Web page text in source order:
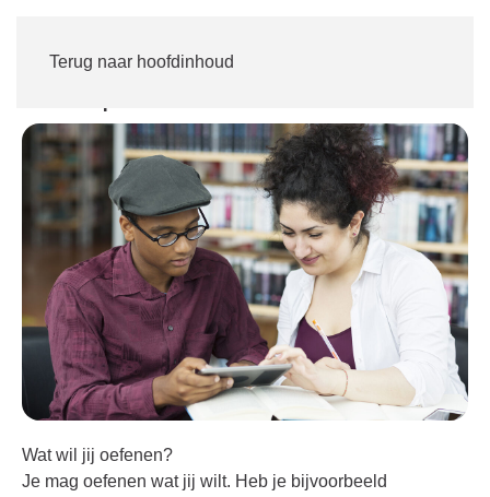
Terug naar hoofdinhoud
Wat wil jij oefenen?
Je mag oefenen wat jij wilt. Heb je bijvoorbeeld